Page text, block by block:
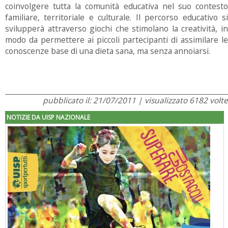
coinvolgere tutta la comunità educativa nel suo contesto
familiare, territoriale e culturale. Il percorso educativo si
svilupperà attraverso giochi che stimolano la creatività, in
modo da permettere ai piccoli partecipanti di assimilare le
conoscenze base di una dieta sana, ma senza annoiarsi.
pubblicato il: 21/07/2011 | visualizzato 6182 volte
NOTIZIE DA UISP NAZIONALE